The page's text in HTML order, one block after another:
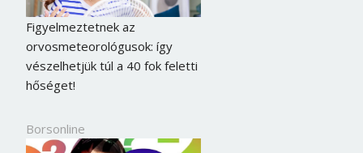
Figyelmeztetnek az
orvosmeteorológusok: így
vészelhetjük túl a 40 fok feletti
hőséget!
Borsonline